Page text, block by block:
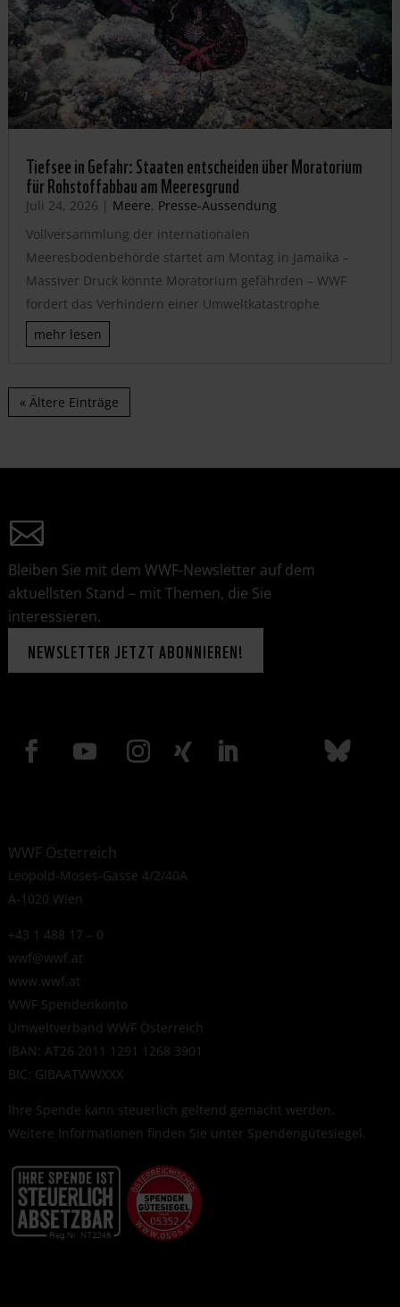
Tiefsee in Gefahr: Staaten entscheiden über Moratorium
für Rohstoffabbau am Meeresgrund
Juli 24, 2026 | Meere, Presse-Aussendung
Vollversammlung der internationalen
Meeresbodenbehörde startet am Montag in Jamaika –
Massiver Druck könnte Moratorium gefährden – WWF
fordert das Verhindern einer Umweltkatastrophe
mehr lesen
« Ältere Einträge
Bleiben Sie mit dem WWF-Newsletter auf dem
aktuellsten Stand – mit Themen, die Sie
interessieren.
NEWSLETTER JETZT ABONNIEREN!
WWF Österreich
Leopold-Moses-Gasse 4/2/40A
A-1020 Wien
+43 1 488 17 – 0
wwf@wwf.at
www.wwf.at
WWF Spendenkonto
Umweltverband WWF Österreich
IBAN: AT26 2011 1291 1268 3901
BIC: GIBAATWWXXX
Ihre Spende kann steuerlich geltend gemacht werden.
Weitere Informationen finden Sie unter Spendengütesiegel